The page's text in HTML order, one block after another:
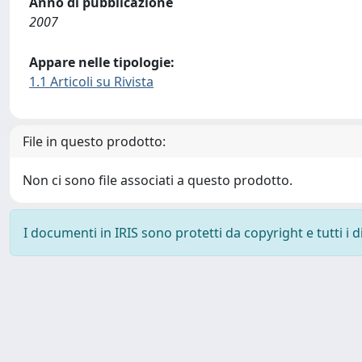
2007
Appare nelle tipologie:
1.1 Articoli su Rivista
File in questo prodotto:
Non ci sono file associati a questo prodotto.
I documenti in IRIS sono protetti da copyright e tutti i